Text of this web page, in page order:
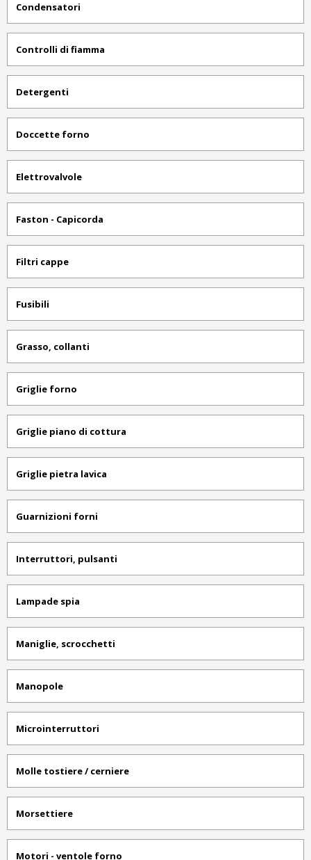
Condensatori
Controlli di fiamma
Detergenti
Doccette forno
Elettrovalvole
Faston - Capicorda
Filtri cappe
Fusibili
Grasso, collanti
Griglie forno
Griglie piano di cottura
Griglie pietra lavica
Guarnizioni forni
Interruttori, pulsanti
Lampade spia
Maniglie, scrocchetti
Manopole
Microinterruttori
Molle tostiere / cerniere
Morsettiere
Motori - ventole forno